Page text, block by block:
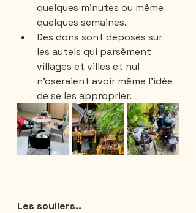
quelques minutes ou même
quelques semaines.
Des dons sont déposés sur
les autels qui parsèment
villages et villes et nul
n'oseraient avoir même l'idée
de se les approprier.
Les souliers..